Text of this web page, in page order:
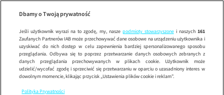
Wypróbuj aplikację mobilną
Korzystaj z łatwiejszej nawigacji i ciesz się szybszym
Dbamy o Twoją prywatność
Jeśli użytkownik wyrazi na to zgodę, my, nasze podmioty stowarzyszonei naszych 161
Zaufanych Partnerów IAB może przechowywać dane osobowe na urządzeniu użytkownika i
uzyskiwać do nich dostęp w celu zapewnienia bardziej spersonalizowanego sposobu
przeglądania. Odbywa się to poprzez przetwarzanie danych osobowych zebranych z
danych przeglądania przechowywanych w plikach cookie. Użytkownik może
udzielić/wycofać zgodę i sprzeciwić się przetwarzaniu w oparciu o uzasadniony interes w
dowolnym momencie, klikając przycisk „Ustawienia plików cookie i reklam”.
Polityka Prywatności